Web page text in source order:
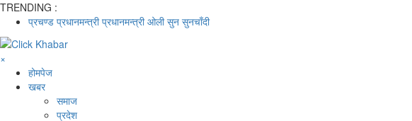
TRENDING :
प्रचण्ड प्रधानमन्त्री प्रधानमन्त्री ओली सुन सुनचाँदी
×
होमपेज
खबर
समाज
प्रदेश